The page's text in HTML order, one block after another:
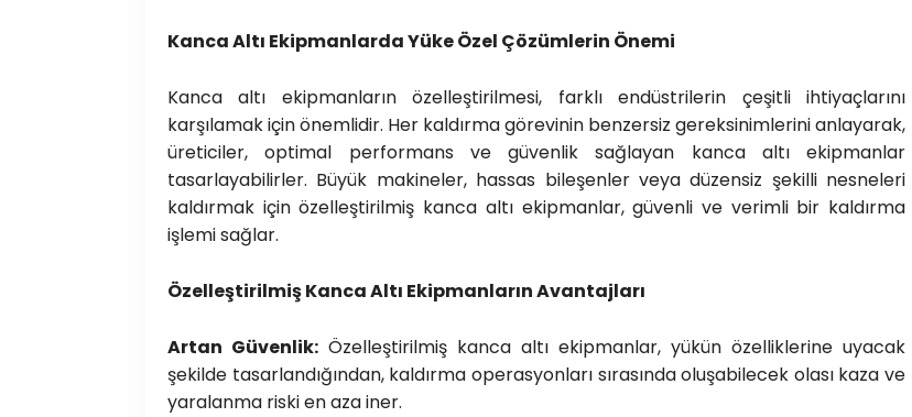
Kanca Altı Ekipmanlarda Yüke Özel Çözümlerin Önemi
Kanca altı ekipmanların özelleştirilmesi, farklı endüstrilerin çeşitli ihtiyaçlarını
karşılamak için önemlidir. Her kaldırma görevinin benzersiz gereksinimlerini anlayarak,
üreticiler, optimal performans ve güvenlik sağlayan kanca altı ekipmanlar
tasarlayabilirler. Büyük makineler, hassas bileşenler veya düzensiz şekilli nesneleri
kaldırmak için özelleştirilmiş kanca altı ekipmanlar, güvenli ve verimli bir kaldırma
işlemi sağlar.
Özelleştirilmiş Kanca Altı Ekipmanların Avantajları
Artan Güvenlik: Özelleştirilmiş kanca altı ekipmanlar, yükün özelliklerine uyacak
şekilde tasarlandığından, kaldırma operasyonları sırasında oluşabilecek olası kaza ve
yaralanma riski en aza iner.